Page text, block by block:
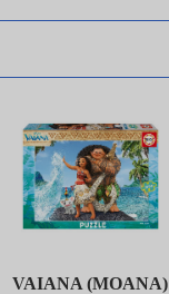
VAIANA (MOANA)